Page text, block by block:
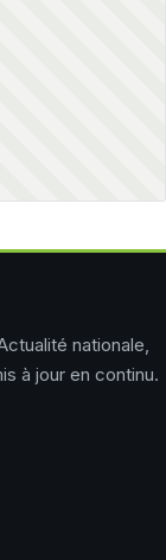
nationale,
à jour en continu.